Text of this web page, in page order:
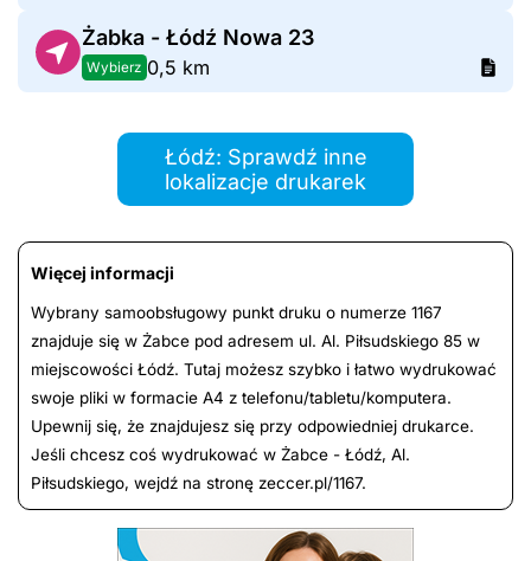
Żabka - Łódź Nowa 23
Wybierz 0,5 km
Łódź: Sprawdź inne
lokalizacje drukarek
Więcej informacji
Wybrany samoobsługowy punkt druku o numerze 1167
znajduje się w Żabce pod adresem ul. Al. Piłsudskiego 85 w
miejscowości Łódź. Tutaj możesz szybko i łatwo wydrukować
swoje pliki w formacie A4 z telefonu/tabletu/komputera.
Upewnij się, że znajdujesz się przy odpowiedniej drukarce.
Jeśli chcesz coś wydrukować w Żabce - Łódź, Al.
Piłsudskiego, wejdź na stronę zeccer.pl/1167.